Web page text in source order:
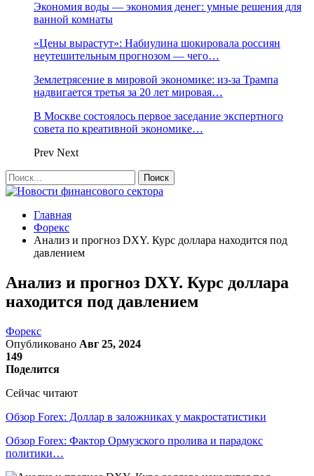
Экономия воды — экономия денег: умные решения для
ванной комнаты
«Цены вырастут»: Набиулина шокировала россиян
неутешительным прогнозом — чего…
Землетрясение в мировой экономике: из-за Трампа
надвигается третья за 20 лет мировая…
В Москве состоялось первое заседание экспертного
совета по креативной экономике…
Prev Next
Главная
Форекс
Анализ и прогноз DXY. Курс доллара находится под
давлением
Анализ и прогноз DXY. Курс доллара
находится под давлением
Форекс
Опубликовано Авг 25, 2024
149
Поделится
Сейчас читают
Обзор Forex: Доллар в заложниках у макростатистики
Обзор Forex: Фактор Ормузского пролива и парадокс
политики…